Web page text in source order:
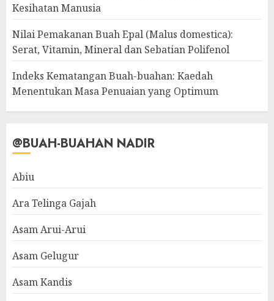
Kesihatan Manusia
Nilai Pemakanan Buah Epal (Malus domestica):
Serat, Vitamin, Mineral dan Sebatian Polifenol
Indeks Kematangan Buah-buahan: Kaedah
Menentukan Masa Penuaian yang Optimum
@BUAH-BUAHAN NADIR
Abiu
Ara Telinga Gajah
Asam Arui-Arui
Asam Gelugur
Asam Kandis